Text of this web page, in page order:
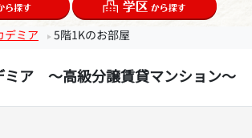
デミア 5階1Kのお部屋
ミア ～高級分譲賃貸マンション～